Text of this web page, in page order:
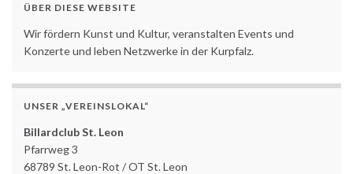
ÜBER DIESE WEBSITE
Wir fördern Kunst und Kultur, veranstalten Events und
Konzerte und leben Netzwerke in der Kurpfalz.
UNSER „VEREINSLOKAL“
Billardclub St. Leon
Pfarrweg 3
68789 St. Leon-Rot / OT St. Leon